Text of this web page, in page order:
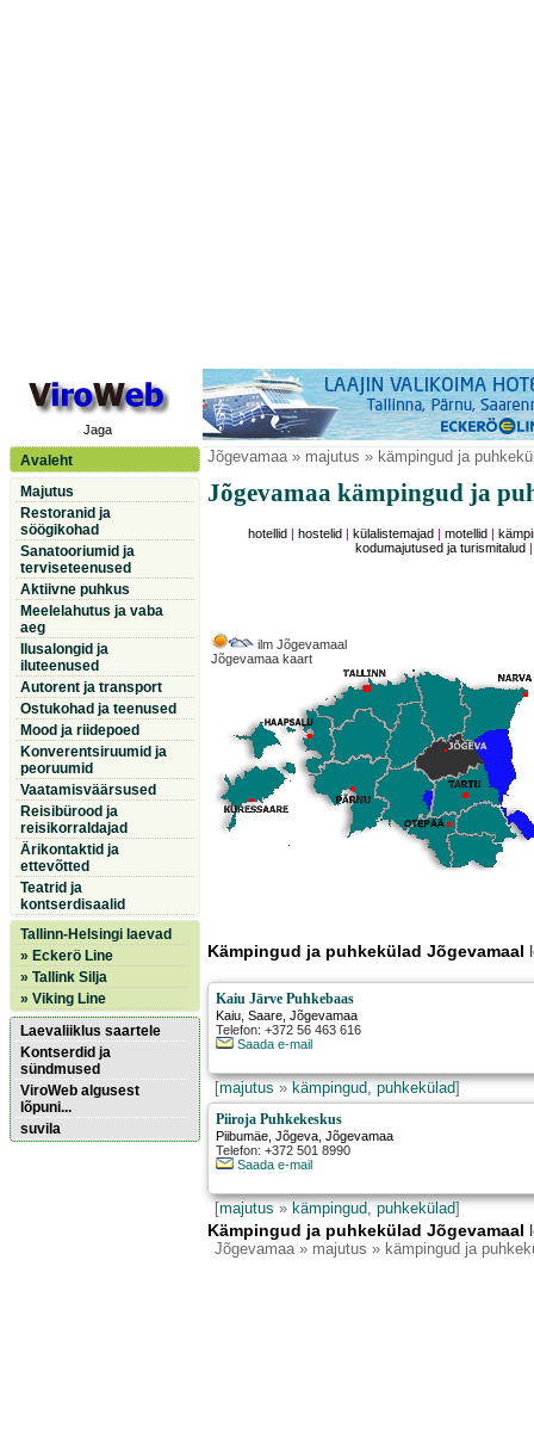
Jaga
Avaleht
Majutus
Restoranid ja
söögikohad
Sanatooriumid ja
terviseteenused
Aktiivne puhkus
Meelelahutus ja vaba
aeg
Ilusalongid ja
iluteenused
Autorent ja transport
Ostukohad ja teenused
Mood ja riidepoed
Konverentsiruumid ja
peoruumid
Vaatamisväärsused
Reisibürood ja
reisikorraldajad
Ärikontaktid ja
ettevõtted
Teatrid ja
kontserdisaalid
Tallinn-Helsingi laevad
» Eckerö Line
» Tallink Silja
» Viking Line
Laevaliiklus saartele
Kontserdid ja
sündmused
ViroWeb algusest
lõpuni...
suvila
Jõgevamaa» majutus » kämpingud ja
Jõgevamaa kämpingud ja
hotellid hostelid külalistemajad |motellid
kodumajutused ja turismitalud
ilm Jõgevamaal
Jõgevamaa kaart
Kämpingud ja puhkekülad Jõgevamaal
Kaiu Järve Puhkebaas
Kaiu ,Saare , Jõgevamaa
Telefon: +372 56 463 616
Saada e-mail
[majutus»kämpingud, puhkekülad]
Piiroja Puhkekeskus
Piibumäe ,Jõgeva , Jõgevamaa
Telefon: +372 501 8990
Saada e-mail
[majutus»kämpingud, puhkekülad]
Kämpingud ja puhkekülad Jõgevamaal
Jõgevamaa» majutus » kämpingud ja